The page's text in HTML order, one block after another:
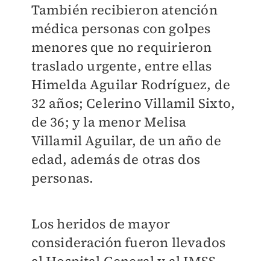
También recibieron atención
médica personas con golpes
menores que no requirieron
traslado urgente, entre ellas
Himelda Aguilar Rodríguez, de
32 años; Celerino Villamil Sixto,
de 36; y la menor Melisa
Villamil Aguilar, de un año de
edad, además de otras dos
personas.
Los heridos de mayor
consideración fueron llevados